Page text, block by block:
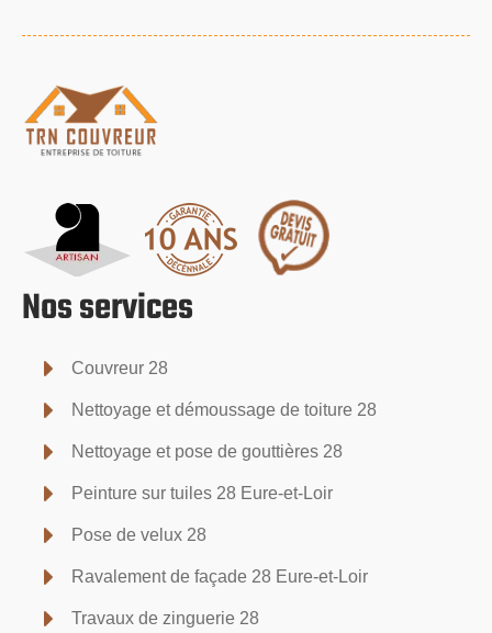
Nos services
Couvreur 28
Nettoyage et démoussage de toiture 28
Nettoyage et pose de gouttières 28
Peinture sur tuiles 28 Eure-et-Loir
Pose de velux 28
Ravalement de façade 28 Eure-et-Loir
Travaux de zinguerie 28